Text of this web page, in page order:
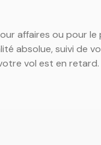
affaires ou pour
absolue, suivi de
vol est en retard.